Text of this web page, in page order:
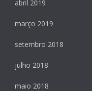
abril 2019
março 2019
setembro 2018
julho 2018
maio 2018